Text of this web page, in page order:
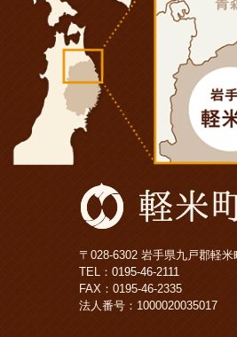
〒028-6302 岩手県九戸郡軽米
TEL： 0195-46-2111
FAX：0195-46-2335
法人番号：1000020035017